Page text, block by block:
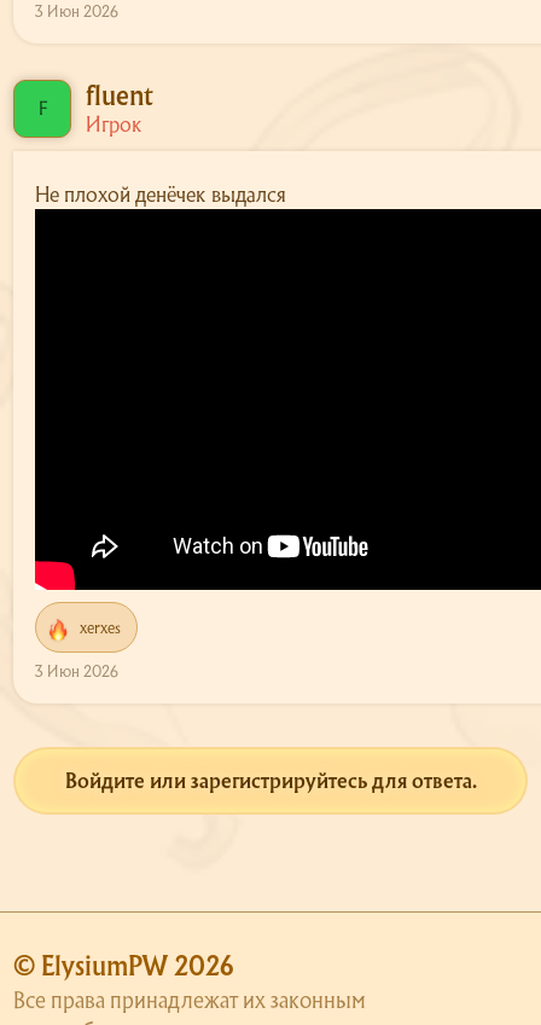
3 Июн 2026
F fluent
Игрок
Не плохой денёчек выдался
Р
е
а
к
и
xerxes
3 Июн 2026
Войдите или зарегистрируйтесь для ответа.
© ElysiumPW 2026
Все права принадлежат их законным